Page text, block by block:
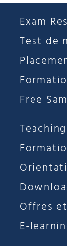
Exam
Test de
Free
Offres
E-